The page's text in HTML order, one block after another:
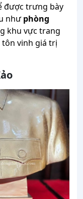
được trưng bày
nhưphòng
khu vực trang
vinh giá trị